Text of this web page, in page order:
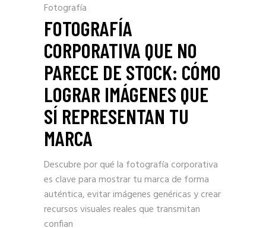
Fotografía
FOTOGRAFÍA
CORPORATIVA QUE NO
PARECE DE STOCK: CÓMO
LOGRAR IMÁGENES QUE
SÍ REPRESENTAN TU
MARCA
Descubre por qué la fotografía corporativa
es clave para mostrar tu marca de forma
auténtica, evitar imágenes genéricas y crear
recursos visuales reales que transmitan
confian